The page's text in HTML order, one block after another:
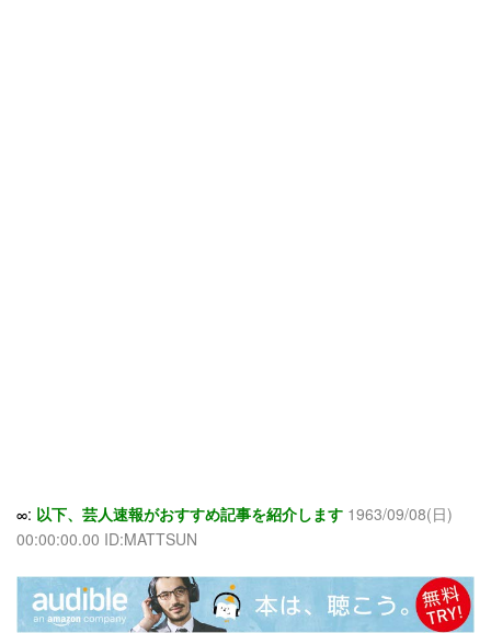
∞: 以下、芸人速報がおすすめ記事を紹介します 1963/09/08(日)
00:00:00.00 ID:MATTSUN